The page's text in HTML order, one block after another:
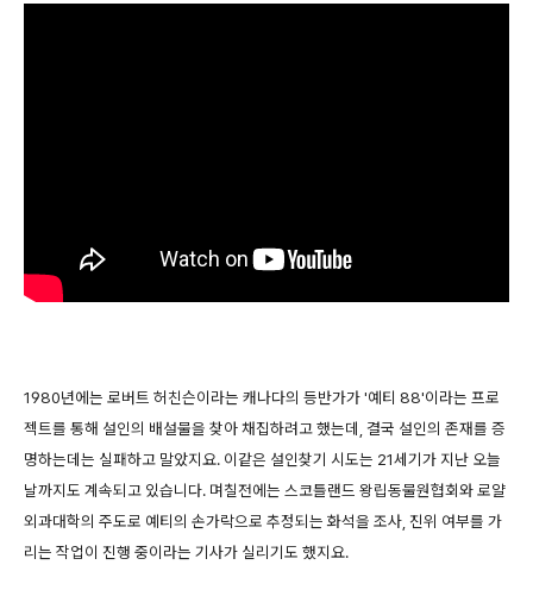
1980년에는 로버트 허친슨이라는 캐나다의 등반가가 '예티 88'이라는 프로
젝트를 통해 설인의 배설물을 찾아 채집하려고 했는데, 결국 설인의 존재를 증
명하는데는 실패하고 말았지요. 이같은 설인찾기 시도는 21세기가 지난 오늘
날까지도 계속되고 있습니다. 며칠전에는 스코틀랜드 왕립동물원협회와 로얄
외과대학의 주도로 예티의 손가락으로 추정되는 화석을 조사, 진위 여부를 가
리는 작업이 진행 중이라는 기사가 실리기도 했지요.